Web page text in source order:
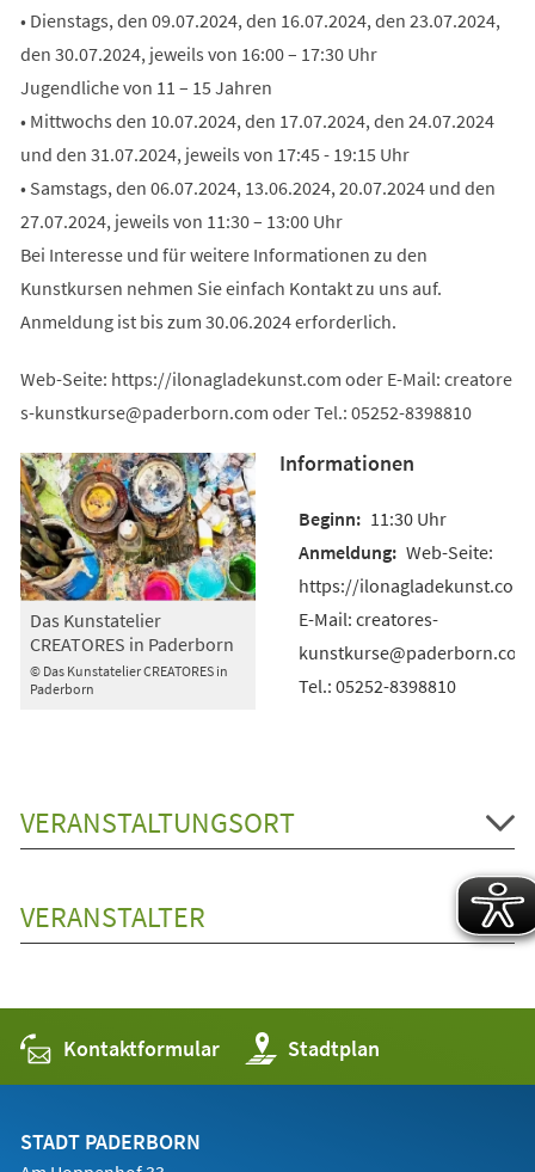
• Dienstags, den 09.07.2024, den 16.07.2024, den 23.07.2024,
den 30.07.2024, jeweils von 16:00 – 17:30 Uhr
Jugendliche von 11 – 15 Jahren
• Mittwochs den 10.07.2024, den 17.07.2024, den 24.07.2024
und den 31.07.2024, jeweils von 17:45 - 19:15 Uhr
• Samstags, den 06.07.2024, 13.06.2024, 20.07.2024 und den
27.07.2024, jeweils von 11:30 – 13:00 Uhr
Bei Interesse und für weitere Informationen zu den
Kunstkursen nehmen Sie einfach Kontakt zu uns auf.
Anmeldung ist bis zum 30.06.2024 erforderlich.
Web-Seite: https://ilonagladekunst.com oder E-Mail: creatore
s-kunstkurse
paderborn com oder Tel.: 05252-8398810
© Das Kunstatelier CREATORES in
Paderborn
Das Kunstatelier
CREATORES in Paderborn
Informationen
11:30 Uhr
Web-Seite:
https://ilonagladekunst.com
E-Mail: creatores-
kunstkurse@paderborn.com
Tel.: 05252-8398810
VERANSTALTUNGSORT
VERANSTALTER
Kontaktformular Stadtplan
(Öffnet
in
einem
STADT PADERBORN